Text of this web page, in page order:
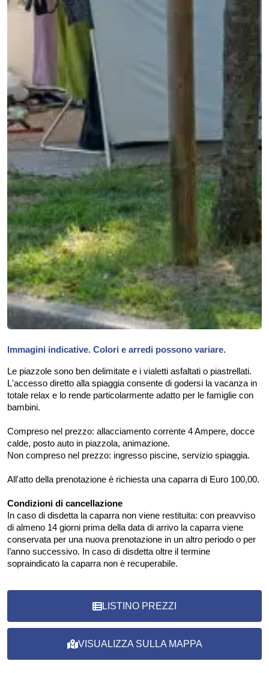
Immagini indicative. Colori e arredi possono variare.
Le piazzole sono ben delimitate e i vialetti asfaltati o piastrellati.
L'accesso diretto alla spiaggia consente di godersi la vacanza in
totale relax e lo rende particolarmente adatto per le famiglie con
bambini.
Compreso nel prezzo: allacciamento corrente 4 Ampere, docce
calde, posto auto in piazzola, animazione.
Non compreso nel prezzo: ingresso piscine, servizio spiaggia.
All'atto della prenotazione è richiesta una caparra di Euro 100,00.
Condizioni di cancellazione
In caso di disdetta la caparra non viene restituita: con preavviso
di almeno 14 giorni prima della data di arrivo la caparra viene
conservata per una nuova prenotazione in un altro periodo o per
l’anno successivo. In caso di disdetta oltre il termine
sopraindicato la caparra non è recuperabile.
LISTINO PREZZI
VISUALIZZA SULLA MAPPA